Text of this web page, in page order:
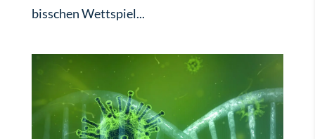
bisschen Wettspiel...